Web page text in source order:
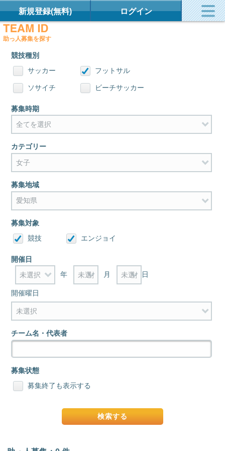
新規登録(無料) ログイン
助っ人募集を探す
競技種別
サッカー
フットサル
ソサイチ ビーチサッカー
募集時期
カテゴリー
募集地域
募集対象
競技
エンジョイ
開催日
年
月 日
開催曜日
チーム名・代表者
募集状態
募集終了も表示する